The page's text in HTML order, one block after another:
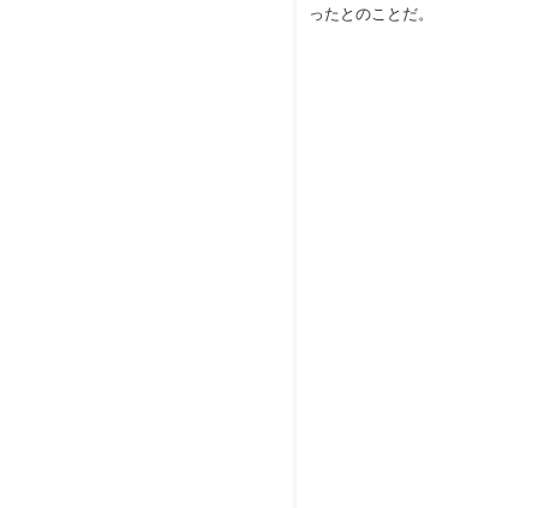
ったとのことだ。